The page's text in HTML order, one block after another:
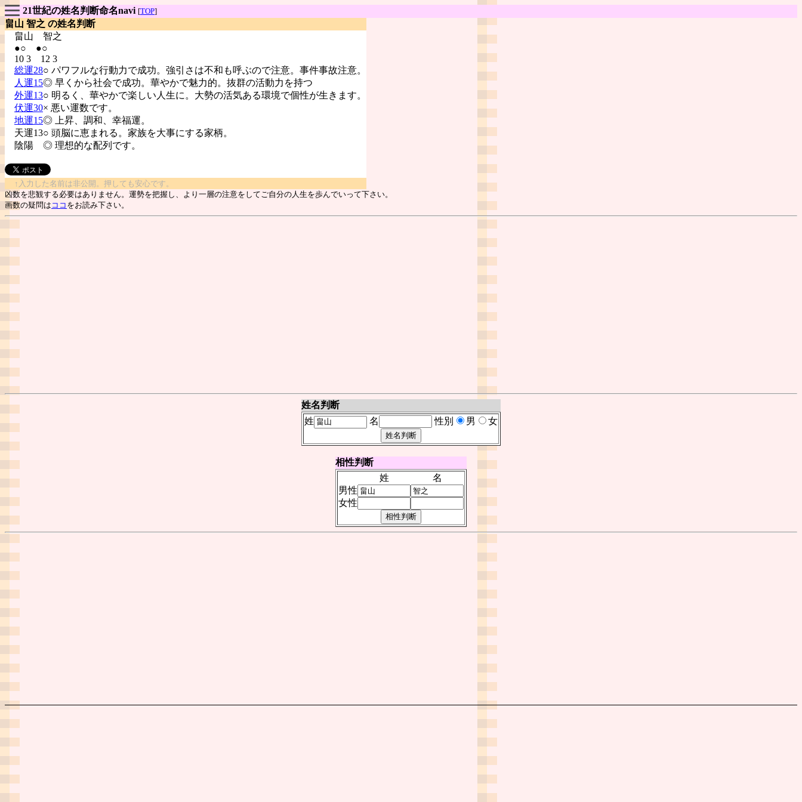
21世紀の姓名判断命名navi [TOP]
畠山 智之 の姓名判断
畠山 智之
●○ ●○
10 3 12 3
総運28○ パワフルな行動力で成功。強引さは不和も呼ぶので注意。事件事故注意。
人運15◎ 早くから社会で成功。華やかで魅力的。抜群の活動力を持つ
外運13○ 明るく、華やかで楽しい人生に。大勢の活気ある環境で個性が生きます。
伏運30× 悪い運数です。
地運15◎ 上昇、調和、幸福運。
天運13○ 頭脳に恵まれる。家族を大事にする家柄。
陰陽 ◎ 理想的な配列です。
↑入力した名前は非公開。押しても安心です。
凶数を悲観する必要はありません。運勢を把握し、より一層の注意をしてご自分の人生を歩んでいって下さい。
画数の疑問は ココ をお読み下さい。
姓名判断
姓
名 性別 男 女
相性判断
姓
名
男性
女性